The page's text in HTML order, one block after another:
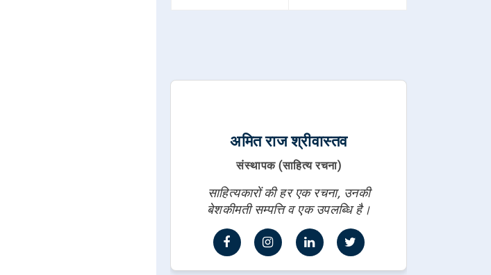
अमित राज श्रीवास्तव
संस्थापक (साहित्य रचना)
साहित्यकारों की हर एक रचना, उनकी
बेशकीमती सम्पत्ति व एक उपलब्धि है।